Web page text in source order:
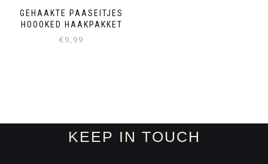
GEHAAKTE PAASEITJES
HOOOKED HAAKPAKKET
€9,99
KEEP IN TOUCH